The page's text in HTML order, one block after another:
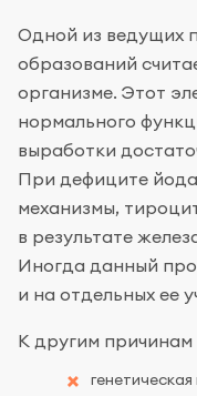
Одной из ведущих
образований
организме. Этот
нормального
выработки
При дефиците
механизмы,
в результате
Иногда данный
и на отдельных ее
К другим причинам